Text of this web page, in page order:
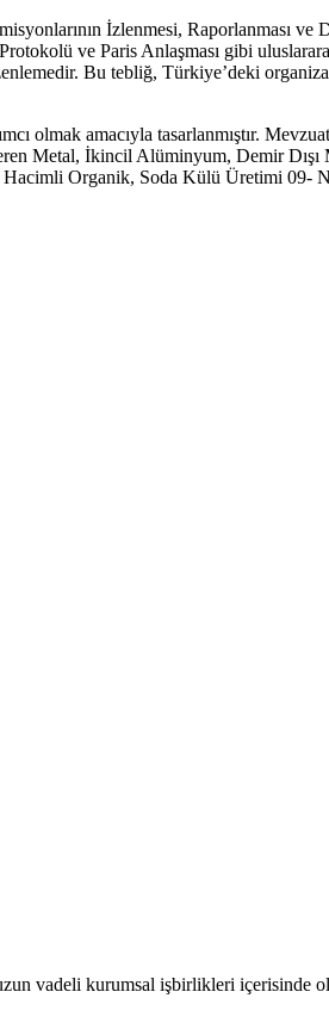
İzlenmesi, Raporlanması
ve Paris Anlaşması gibi
Bu tebliğ, Türkiye’deki
olmak amacıyla tasarlanmıştır.
Metal, İkincil Alüminyum, Demir
Organik, Soda Külü Üretimi
vadeli kurumsal işbirlikleri içerisinde